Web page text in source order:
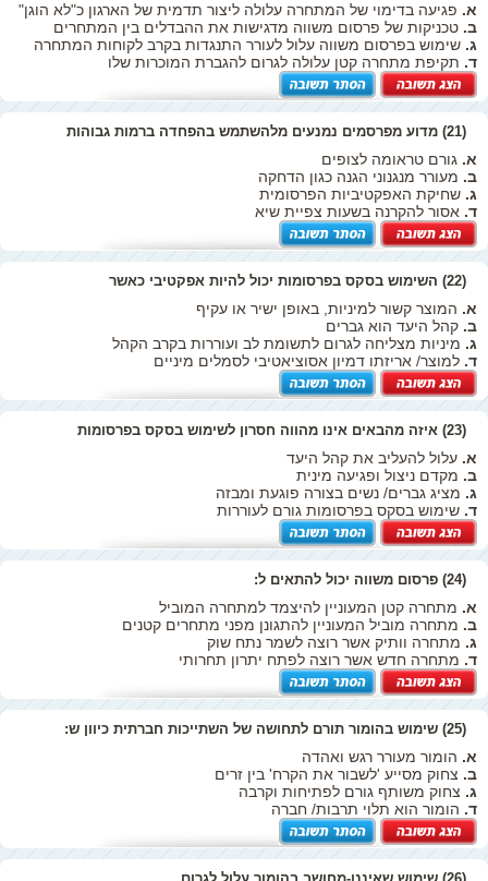
א. פגיעה בדימוי של המתחרה עלולה ליצור תדמית של הארגון כ"לא הוגן"
ב. טכניקות של פרסום משווה מדגישות את ההבדלים בין המתחרים
ג. שימוש בפרסום משווה עלול לעורר התנגדות בקרב לקוחות המתחרה
ד. תקיפת מתחרה קטן עלולה לגרום להגברת המוכרות שלו
(21) מדוע מפרסמים נמנעים מלהשתמש בהפחדה ברמות גבוהות
א. גורם טראומה לצופים
ב. מעורר מנגנוני הגנה כגון הדחקה
ג. שחיקת האפקטיביות הפרסומית
ד. אסור להקרנה בשעות צפיית שיא
(22) השימוש בסקס בפרסומות יכול להיות אפקטיבי כאשר
א. המוצר קשור למיניות, באופן ישיר או עקיף
ב. קהל היעד הוא גברים
ג. מיניות מצליחה לגרום לתשומת לב ועוררות בקרב הקהל
ד. למוצר/ אריזתו דמיון אסוציאטיבי לסמלים מיניים
(23) איזה מהבאים אינו מהווה חסרון לשימוש בסקס בפרסומות
א. עלול להעליב את קהל היעד
ב. מקדם ניצול ופגיעה מינית
ג. מציג גברים/ נשים בצורה פוגעת ומבזה
ד. שימוש בסקס בפרסומות גורם לעוררות
(24) פרסום משווה יכול להתאים ל:
א. מתחרה קטן המעוניין להיצמד למתחרה המוביל
ב. מתחרה מוביל המעוניין להתגונן מפני מתחרים קטנים
ג. מתחרה וותיק אשר רוצה לשמר נתח שוק
ד. מתחרה חדש אשר רוצה לפתח יתרון תחרותי
(25) שימוש בהומור תורם לתחושה של השתייכות חברתית כיוון ש:
א. הומור מעורר רגש ואהדה
ב. צחוק מסייע 'לשבור את הקרח' בין זרים
ג. צחוק משותף גורם לפתיחות וקרבה
ד. הומור הוא תלוי תרבות/ חברה